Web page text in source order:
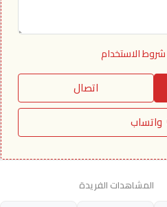
شروط الاستخدام
اتصال
واتساب
المشاهدات الفريدة